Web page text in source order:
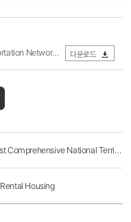
Network.pdf
다운로드
(PKPP 2022-01) The First Comprehensive National Territorial Plan (1972-1981)
Housing